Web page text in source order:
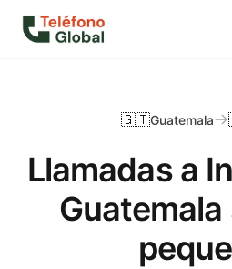
Llamadas a
🇬🇹Guatemala